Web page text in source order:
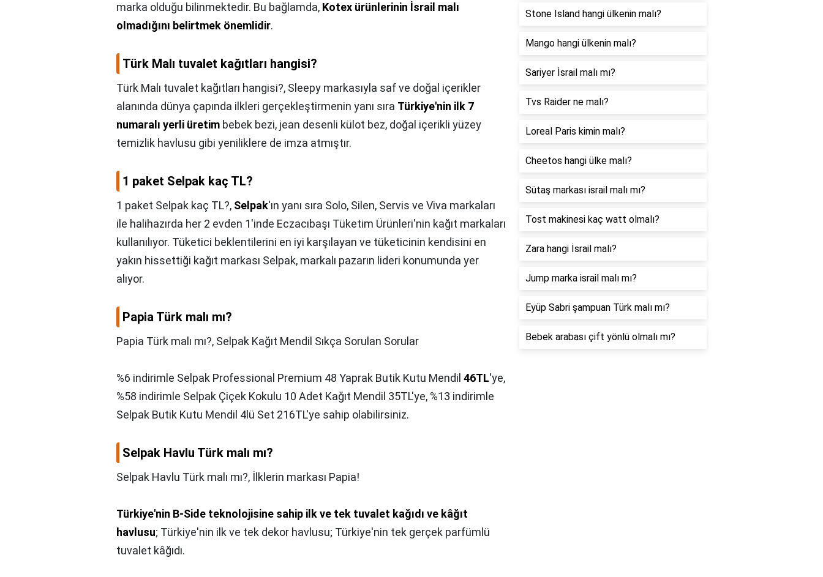
marka olduğu bilinmektedir. Bu bağlamda, Kotex ürünlerinin İsrail malı
olmadığını belirtmek önemlidir.
Türk Malı tuvalet kağıtları hangisi?
Türk Malı tuvalet kağıtları hangisi?, Sleepy markasıyla saf ve doğal içerikler
alanında dünya çapında ilkleri gerçekleştirmenin yanı sıra Türkiye'nin ilk 7
numaralı yerli üretim bebek bezi, jean desenli külot bez, doğal içerikli yüzey
temizlik havlusu gibi yeniliklere de imza atmıştır.
1 paket Selpak kaç TL?
1 paket Selpak kaç TL?, Selpak'ın yanı sıra Solo, Silen, Servis ve Viva markaları
ile halihazırda her 2 evden 1'inde Eczacıbaşı Tüketim Ürünleri'nin kağıt markaları
kullanılıyor. Tüketici beklentilerini en iyi karşılayan ve tüketicinin kendisini en
yakın hissettiği kağıt markası Selpak, markalı pazarın lideri konumunda yer
alıyor.
Papia Türk malı mı?
Papia Türk malı mı?, Selpak Kağıt Mendil Sıkça Sorulan Sorular
%6 indirimle Selpak Professional Premium 48 Yaprak Butik Kutu Mendil 46TL'ye,
%58 indirimle Selpak Çiçek Kokulu 10 Adet Kağıt Mendil 35TL'ye, %13 indirimle
Selpak Butik Kutu Mendil 4lü Set 216TL'ye sahip olabilirsiniz.
Selpak Havlu Türk malı mı?
Selpak Havlu Türk malı mı?, İlklerin markası Papia!
Türkiye'nin B-Side teknolojisine sahip ilk ve tek tuvalet kağıdı ve kâğıt
havlusu; Türkiye'nin ilk ve tek dekor havlusu; Türkiye'nin tek gerçek parfümlü
tuvalet kâğıdı.
Stone Island hangi ülkenin malı?
Mango hangi ülkenin malı?
Sariyer İsrail malı mı?
Tvs Raider ne malı?
Loreal Paris kimin malı?
Cheetos hangi ülke malı?
Sütaş markası israil malı mı?
Tost makinesi kaç watt olmalı?
Zara hangi İsrail malı?
Jump marka israil malı mı?
Eyüp Sabri şampuan Türk malı mı?
Bebek arabası çift yönlü olmalı mı?